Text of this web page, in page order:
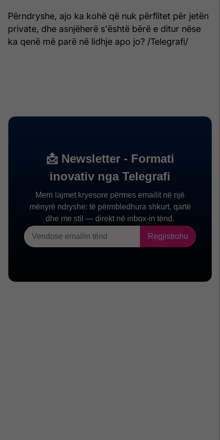
Përndryshe, ajo ka kohë që nuk përflitet për jetën
private, dhe asnjëherë s'është bërë e ditur nëse
ka qenë më parë në lidhje apo jo? /Telegrafi/